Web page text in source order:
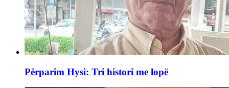
Përparim Hysi: Tri histori me lopë